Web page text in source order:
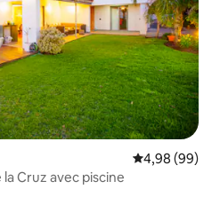
Évaluation
4,98 (99)
Cruz avec piscine